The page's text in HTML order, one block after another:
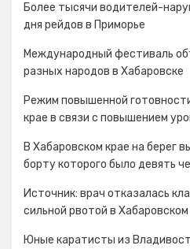
Более тысячи водителей-
дня рейдов в Приморье
Международный фестиваль
разных народов в Хабаровске
Режим повышенной
крае в связи с повышением
В Хабаровском крае на берег
борту которого было девять
Источник: врач отказалась
сильной рвотой в Хабаровском
Юные каратисты из